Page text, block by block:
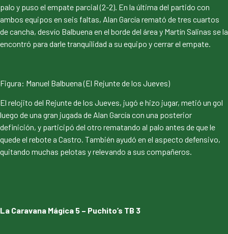
palo y puso el empate parcial (2-2). En la última del partido con
ambos equipos en seis faltas, Alan García remató de tres cuartos
de cancha, desvío Balbuena en el borde del área y Martín Salinas se la
encontró para darle tranquilidad a su equipo y cerrar el empate.
Figura: Manuel Balbuena (El Rejunte de los Jueves)
El relojito del Rejunte de los Jueves, jugó e hizo jugar, metió un gol
luego de una gran jugada de Alan García con una posterior
definición, y participó del otro rematando al palo antes de que le
quede el rebote a Castro. También ayudó en el aspecto defensivo,
quitando muchas pelotas y relevando a sus compañeros.
La Caravana Mágica 5 – Puchito’s TB 3